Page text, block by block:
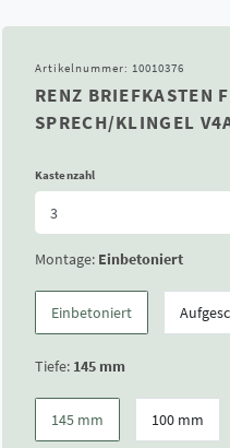
Artikelnummer: 10010376
RENZ BRIEFKASTEN
SPRECH/KLINGEL
Kastenzahl
Montage: Einbetoniert
Einbetoniert
Tiefe: 145 mm
145 mm 100 mm